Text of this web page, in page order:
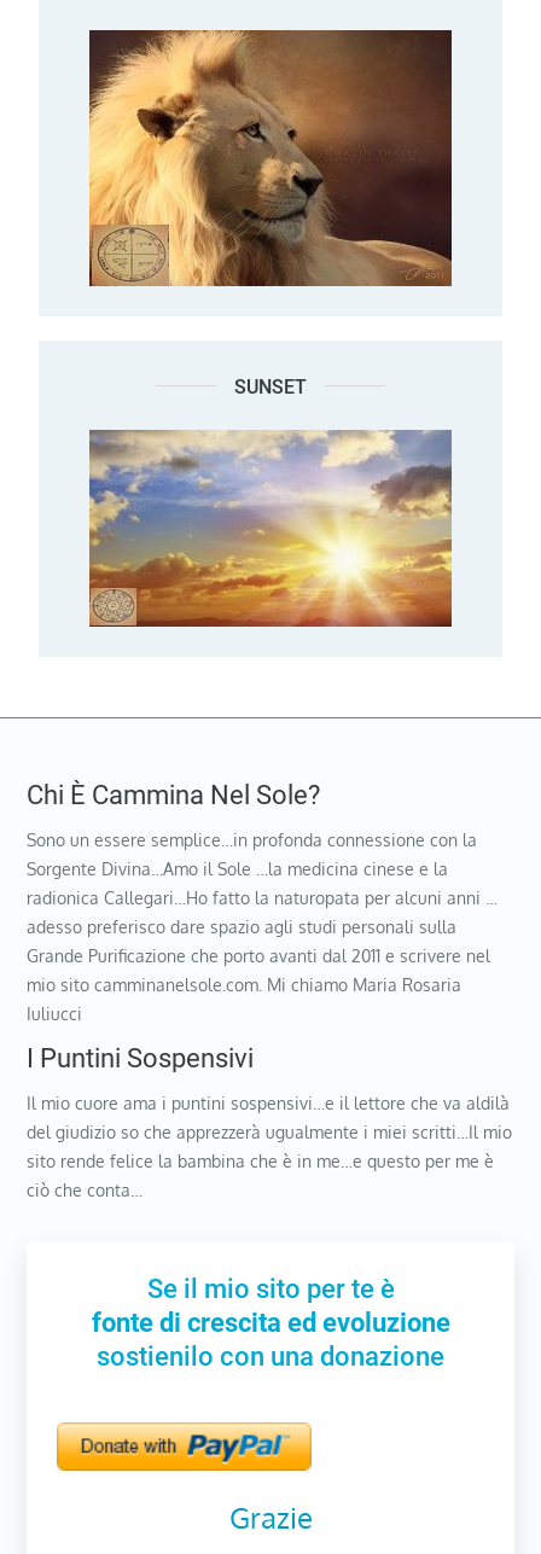
SUNSET
Chi È Cammina Nel Sole?
Sono un essere semplice…in profonda connessione con la
Sorgente Divina…Amo il Sole …la medicina cinese e la
radionica Callegari…Ho fatto la naturopata per alcuni anni …
adesso preferisco dare spazio agli studi personali sulla
Grande Purificazione che porto avanti dal 2011 e scrivere nel
mio sito camminanelsole.com. Mi chiamo Maria Rosaria
Iuliucci
I Puntini Sospensivi
Il mio cuore ama i puntini sospensivi…e il lettore che va aldilà
del giudizio so che apprezzerà ugualmente i miei scritti…Il mio
sito rende felice la bambina che è in me…e questo per me è
ciò che conta…
Se il mio sito per te è
fonte di crescita ed evoluzione
sostienilo con una donazione
Grazie